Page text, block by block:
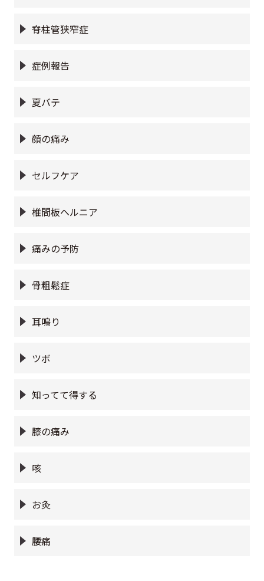
脊柱管狭窄症
症例報告
夏バテ
顔の痛み
セルフケア
椎間板ヘルニア
痛みの予防
骨粗鬆症
耳鳴り
ツボ
知ってて得する
膝の痛み
咳
お灸
腰痛